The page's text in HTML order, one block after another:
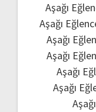
Aşağı
Aşağı
Aşağı
Aşağı
Aşağı
Aşağı